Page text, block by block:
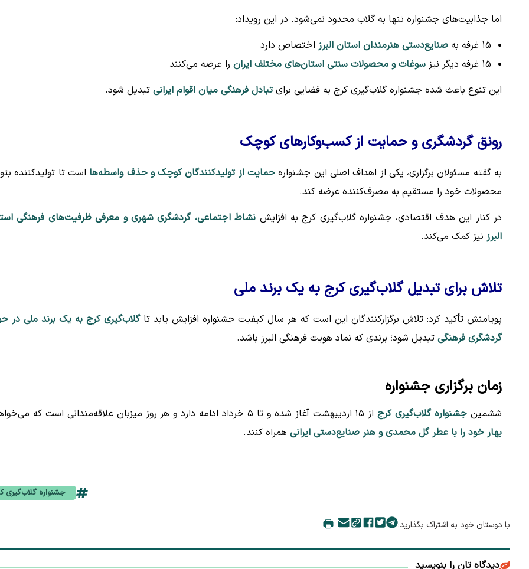
اما جذابیت‌های جشنواره تنها به گلاب محدود نمی‌شود. در این رویداد:
۱۵ غرفه به
صنایع‌دستی هنرمندان استان البرز اختصاص دارد
۱۵ غرفه دیگر نیز
سوغات و محصولات سنتی استان‌های مختلف ایران را عرضه می‌کنند
این تنوع باعث شده جشنواره گلاب‌گیری کرج به فضایی برایتبادل فرهنگی میان اقوام ایرانی تبدیل شود.
رونق گردشگری و حمایت از کسب‌وکارهای کوچک
به گفته مسئولان برگزاری، یکی از اهداف اصلی این جشنواره حمایت از تولیدکنندگان کوچک و حذف واسطه‌ها است تا تولیدکننده
محصولات خود را مستقیم به مصرف‌کننده عرضه کند.
در کنار این هدف اقتصادی، جشنواره گلاب‌گیری کرج به افزایش نشاط اجتماعی، گردشگری شهری و معرفی ظرفیت‌های فرهنگی
البرز نیز کمک می‌کند.
تلاش برای تبدیل گلاب‌گیری کرج به یک برند ملی
پویامنش تأکید کرد: تلاش برگزارکنندگان این است که هر سال کیفیت جشنواره افزایش یابد تاگلاب‌گیری کرج به یک برند ملی در
گردشگری فرهنگی تبدیل شود؛ برندی که نماد هویت فرهنگی البرز باشد.
زمان برگزاری جشنواره
ششمین جشنواره گلاب‌گیری کرجاز ۱۵ اردیبهشت آغاز شده و تا ۵ خرداد ادامه دارد و هر روز میزبان علاقه‌مندانی است که می‌خواهند
بهار خود را با عطر گل محمدی و هنر صنایع‌دستی ایرانی همراه کنند.
جشنواره گلاب‌گیری
با دوستان خود به اشتراک بگذارید:
دیدگاه تان را بنویسید